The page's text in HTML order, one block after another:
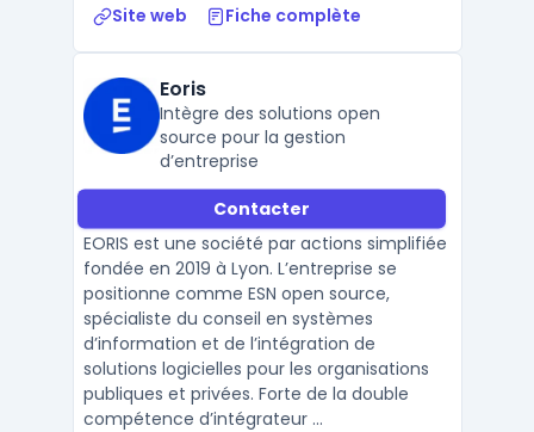
Site web Fiche complète
Eoris
Intègre des solutions open
source pour la gestion
d’entreprise
Contacter
EORIS est une société par actions simplifiée
fondée en 2019 à Lyon. L’entreprise se
positionne comme ESN open source,
spécialiste du conseil en systèmes
d’information et de l’intégration de
solutions logicielles pour les organisations
publiques et privées. Forte de la double
compétence d’intégrateur ...